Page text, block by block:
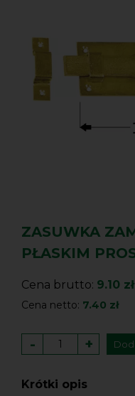
ZASUWKA
PŁASKIM
Cena brutto: 9.10 zł
Cena netto: 7.40 zł
- +
Krótki opis